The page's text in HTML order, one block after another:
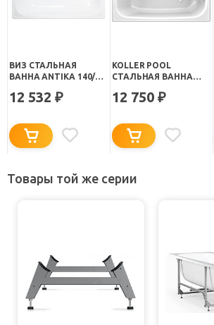
ВИЗ СТАЛЬНАЯ
ВАННА ANTIKA 140/70
ПОДСТАВКОЙ БЕЛАЯ
12 532 ₽
KOLLER POOL
СТАЛЬНАЯ ВАННА
12 750 ₽
Товары той же серии